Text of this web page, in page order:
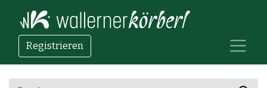
Registrieren